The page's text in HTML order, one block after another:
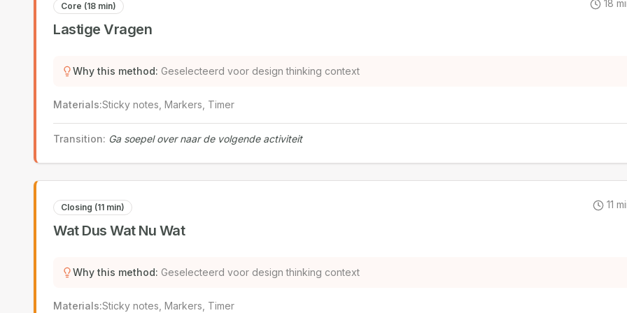
Core (18 min)
Lastige Vragen
18
Why this method: Geselecteerd voor design thinking context
Materials:Sticky notes, Markers, Timer
Transition: Ga soepel over naar de volgende activiteit
Closing (11 min)
Wat Dus Wat Nu Wat
11
Why this method: Geselecteerd voor design thinking context
Materials:Sticky notes, Markers, Timer